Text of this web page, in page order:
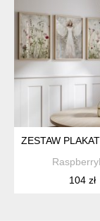
ZESTAW
104 zł